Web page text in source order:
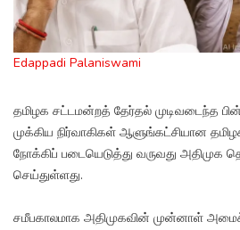
Edappadi Palaniswami
தமிழக சட்டமன்றத் தேர்தல் முடிவடைந்த
முக்கிய நிர்வாகிகள் ஆளுங்கட்சியான
நோக்கிப் படையெடுத்து வருவது
செய்துள்ளது.
சமீபகாலமாக அதிமுகவின் முன்னாள்